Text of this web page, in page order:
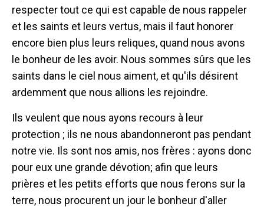
respecter tout ce qui est capable de nous rappeler
et les saints et leurs vertus, mais il faut honorer
encore bien plus leurs reliques, quand nous avons
le bonheur de les avoir. Nous sommes sûrs que les
saints dans le ciel nous aiment, et qu'ils désirent
ardemment que nous allions les rejoindre.
Ils veulent que nous ayons recours à leur
protection ; ils ne nous abandonneront pas pendant
notre vie. Ils sont nos amis, nos frères : ayons donc
pour eux une grande dévotion; afin que leurs
prières et les petits efforts que nous ferons sur la
terre, nous procurent un jour le bonheur d'aller